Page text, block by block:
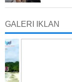
GALERI IKLAN